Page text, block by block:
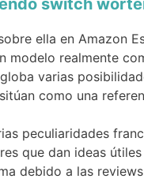
switch
ella en Amazon
modelo realmente
varias
como una
peculiaridades
que dan ideas
debido a las